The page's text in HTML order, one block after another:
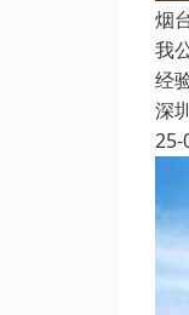
烟
我
经
深
25-